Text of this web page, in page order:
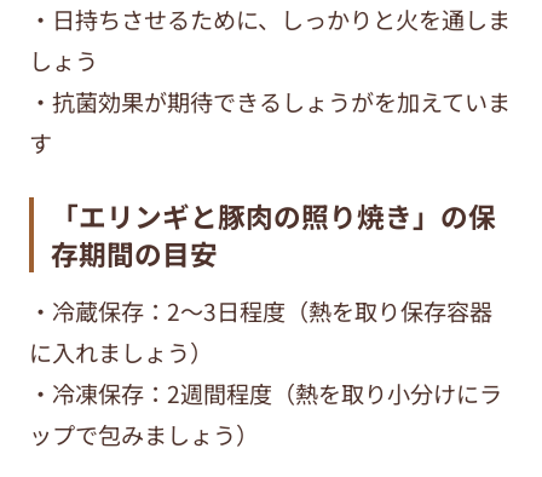
・日持ちさせるために、しっかりと火を通しま
しょう
・抗菌効果が期待できるしょうがを加えていま
す
「エリンギと豚肉の照り焼き」の保
存期間の目安
・冷蔵保存：2～3日程度（熱を取り保存容器
に入れましょう）
・冷凍保存：2週間程度（熱を取り小分けにラ
ップで包みましょう）